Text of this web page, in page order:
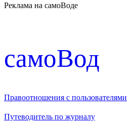
Реклама на самоВоде
cамоВод
Правоотношения с пользователями
Путеводитель по журналу